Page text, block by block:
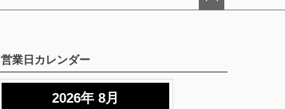
へ
営業日カレンダー